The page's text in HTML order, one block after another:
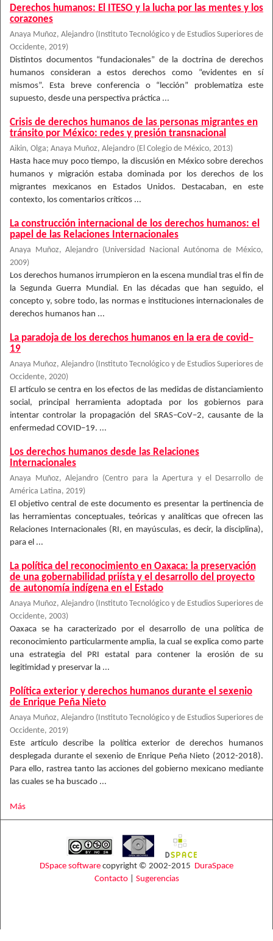
Derechos humanos: El ITESO y la lucha por las mentes y los
corazones
Anaya Muñoz, Alejandro ( Instituto Tecnológico y de Estudios Superiores de
Occidente, 2019)
Distintos documentos “fundacionales” de la doctrina de derechos
humanos consideran a estos derechos como “evidentes en sí
mismos”. Esta breve conferencia o “lección” problematiza este
supuesto, desde una perspectiva práctica ...
Crisis de derechos humanos de las personas migrantes en
tránsito por México: redes y presión transnacional
Aikin, Olga; Anaya Muñoz, Alejandro ( El Colegio de México, 2013)
Hasta hace muy poco tiempo, la discusión en México sobre derechos
humanos y migración estaba dominada por los derechos de los
migrantes mexicanos en Estados Unidos. Destacaban, en este
contexto, los comentarios críticos ...
La construcción internacional de los derechos humanos: el
papel de las Relaciones Internacionales
Anaya Muñoz, Alejandro (Universidad Nacional Autónoma de México,
2009)
Los derechos humanos irrumpieron en la escena mundial tras el fin de
la Segunda Guerra Mundial. En las décadas que han seguido, el
concepto y, sobre todo, las normas e instituciones internacionales de
derechos humanos han ...
La paradoja de los derechos humanos en la era de covid–
19
Anaya Muñoz, Alejandro ( Instituto Tecnológico y de Estudios Superiores de
Occidente, 2020)
El artículo se centra en los efectos de las medidas de distanciamiento
social, principal herramienta adoptada por los gobiernos para
intentar controlar la propagación del SRAS–CoV–2, causante de la
enfermedad COVID–19. ...
Los derechos humanos desde las Relaciones
Internacionales
Anaya Muñoz, Alejandro (Centro para la Apertura y el Desarrollo de
América Latina, 2019)
El objetivo central de este documento es presentar la pertinencia de
las herramientas conceptuales, teóricas y analíticas que ofrecen las
Relaciones Internacionales (RI, en mayúsculas, es decir, la disciplina),
para el ...
La política del reconocimiento en Oaxaca: la preservación
de una gobernabilidad priísta y el desarrollo del proyecto
de autonomía indígena en el Estado
Anaya Muñoz, Alejandro ( Instituto Tecnológico y de Estudios Superiores de
Occidente, 2003)
Oaxaca se ha caracterizado por el desarrollo de una política de
reconocimiento particularmente amplia, la cual se explica como parte
una estrategia del PRI estatal para contener la erosión de su
legitimidad y preservar la ...
Política exterior y derechos humanos durante el sexenio
de Enrique Peña Nieto
Anaya Muñoz, Alejandro ( Instituto Tecnológico y de Estudios Superiores de
Occidente, 2019)
Este artículo describe la política exterior de derechos humanos
desplegada durante el sexenio de Enrique Peña Nieto (2012-2018).
Para ello, rastrea tanto las acciones del gobierno mexicano mediante
las cuales se ha buscado ...
Más
DSpace software copyright © 2002-2015 DuraSpace
Contacto| Sugerencias